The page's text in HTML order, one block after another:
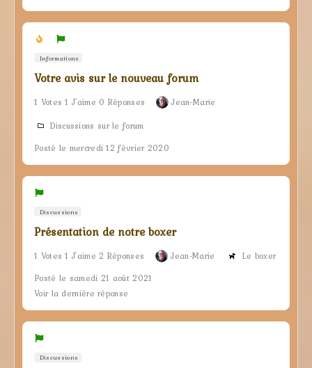
Informations
Votre avis sur le nouveau forum
1 Votes 1 J'aime 0 Réponses
Jean-Marie
Discussions sur le forum
Posté le mercredi 12 février 2020
Discussions
Présentation de notre boxer
1 Votes 1 J'aime 2 Réponses Jean-Marie
Le boxer
Posté le samedi 21 août 2021
Voir la dernière réponse
Discussions